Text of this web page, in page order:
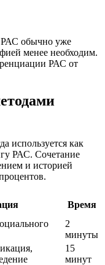
РАС обычно уже
менее необходим.
РАС от
используется как
РАС. Сочетание
и историей
Время
2
минуты
15
минут